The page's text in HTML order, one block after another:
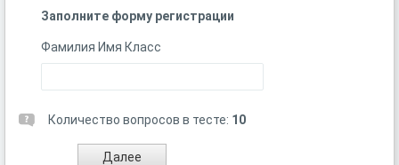
Заполните форму регистрации
Фамилия Имя Класс
Количество вопросов в тесте: 10